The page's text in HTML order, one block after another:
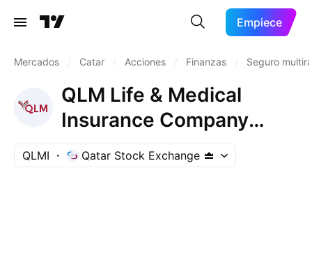
Empiece
Mercados Catar Acciones Finanzas Seguro
QLM Life & Medical
Insurance Company
QPSC
QLMI Qatar Stock Exchange